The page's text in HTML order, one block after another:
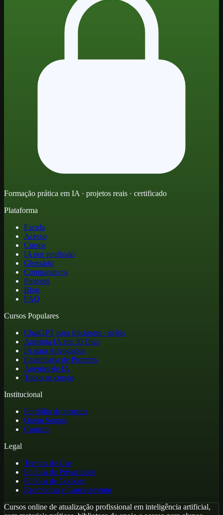
Formação prática em IA · projetos reais · certificado
Plataforma
Escola
Acesso
Cursos
IA por profissão
Glossário
Comparativos
Prompts
Blog
FAQ
Cursos Populares
ChatGPT para Iniciantes · grátis
Aprenda IA em 30 Dias
IA para Advogados
Engenharia de Prompts
Agentes de IA
Todos os cursos
Institucional
Portfólio de projetos
Quem Somos
Contato
Legal
Termos de Uso
Política de Privacidade
Política de Cookies
Reembolso e Cancelamento
Cursos online de atualização profissional em inteligência artificial,